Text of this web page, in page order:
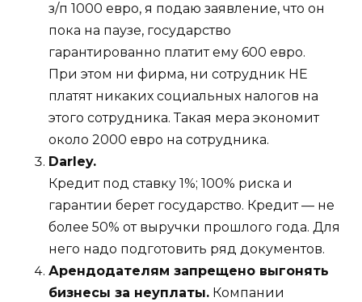
з/п 1000 евро, я подаю заявление, что он
пока на паузе, государство
гарантированно платит ему 600 евро.
При этом ни фирма, ни сотрудник НЕ
платят никаких социальных налогов на
этого сотрудника. Такая мера экономит
около 2000 евро на сотрудника.
Darley.
Кредит под ставку 1%; 100% риска и
гарантии берет государство. Кредит — не
более 50% от выручки прошлого года. Для
него надо подготовить ряд документов.
Арендодателям запрещено выгонять
бизнесы за неуплаты. Компании